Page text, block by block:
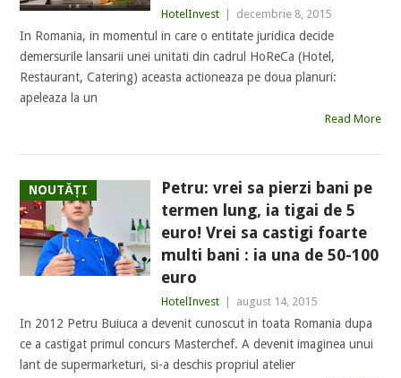
HotelInvest decembrie 8, 2015
In Romania, in momentul in care o entitate juridica decide
demersurile lansarii unei unitati din cadrul HoReCa (Hotel,
Restaurant, Catering) aceasta actioneaza pe doua planuri:
apeleaza la un
Read More
NOUTĂȚI
Petru: vrei sa pierzi bani pe
termen lung, ia tigai de 5
euro! Vrei sa castigi foarte
multi bani : ia una de 50-100
euro
HotelInvest august 14, 2015
In 2012 Petru Buiuca a devenit cunoscut in toata Romania dupa
ce a castigat primul concurs Masterchef. A devenit imaginea unui
lant de supermarketuri, si-a deschis propriul atelier